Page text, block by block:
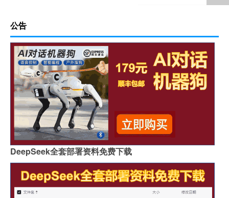
公告
DeepSeek全套部署资料免费下载